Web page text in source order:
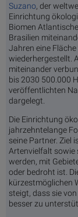
Suzano, der
Einrichtung
Biomen
Brasilien
Jahren eine
wiederhergestellt.
miteinander
bis 2030 500.000
veröffentlichten
dargelegt.
Die Einrichtung
jahrzehntelange
seine Partner. Ziel
Artenvielfalt sowie
werden, mit
oder bedroht ist.
kürzestmöglichen
steigt, dass sie
besser zu